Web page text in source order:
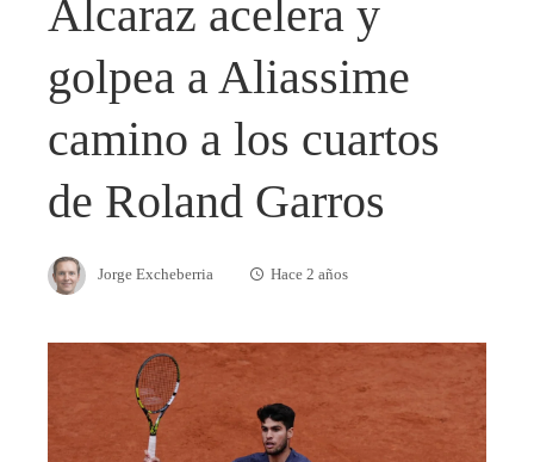
Alcaraz acelera y
golpea a Aliassime
camino a los cuartos
de Roland Garros
Jorge Excheberria Hace 2 años